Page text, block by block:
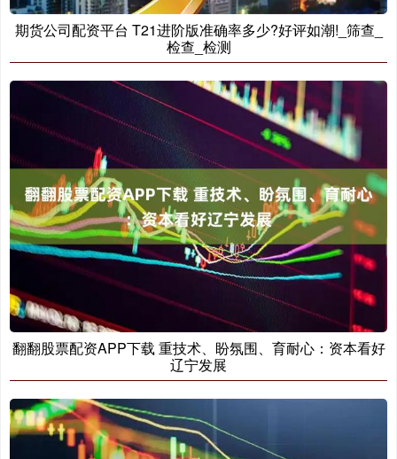
期货公司配资平台 T21进阶版准确率多少?好评如潮!_筛查_
检查_检测
翻翻股票配资APP下载 重技术、盼氛围、育耐心：资本看好
辽宁发展